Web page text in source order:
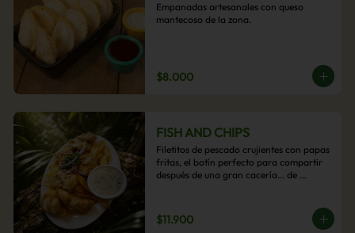
Empanadas artesanales con queso
mantecoso de la zona.
$8.000
FISH AND CHIPS
Filetitos de pescado crujientes con papas
fritas, el botín perfecto para compartir
después de una gran cacería… de
$11.900